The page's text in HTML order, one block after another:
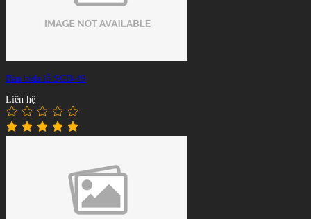
Bàn bida lỗ SGB-49
Liên hệ